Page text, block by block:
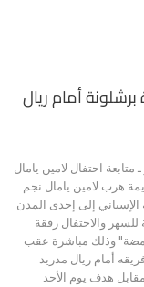
أمام ريال
احتفال لامين يامال
هرب لامين يامال نجم
الإسباني إلى إحدى المدن
للسهر والاحتفال رفقة
وذلك مباشرة عقب
أمام ريال مدريد
هدف يوم الأحد